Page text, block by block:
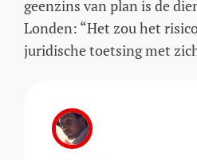
geenzins van plan is de
Londen: “Het zou het
juridische toetsing met